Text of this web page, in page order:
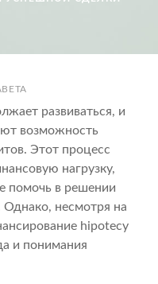
развиваться, и
возможность
Этот процесс
нагрузку,
помочь в решении
несмотря на
hipotecy
и понимания